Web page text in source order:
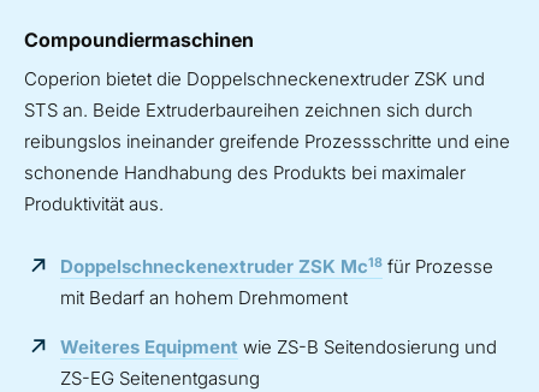
Compoundiermaschinen
Coperion bietet die Doppelschneckenextruder ZSK und
STS an. Beide Extruderbaureihen zeichnen sich durch
reibungslos ineinander greifende Prozessschritte und eine
schonende Handhabung des Produkts bei maximaler
Produktivität aus.
Doppelschneckenextruder ZSK Mc18 für Prozesse
mit Bedarf an hohem Drehmoment
Weiteres Equipment wie ZS-B Seitendosierung und
ZS-EG Seitenentgasung